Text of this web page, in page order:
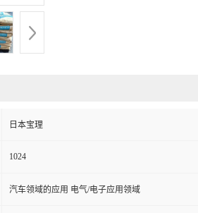
日本宝理
1024
汽车领域的应用 电气/电子应用领域